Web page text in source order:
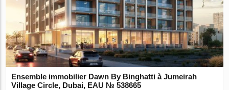
Ensemble immobilier Dawn By Binghatti à Jumeirah
Village Circle, Dubai, EAU № 538665